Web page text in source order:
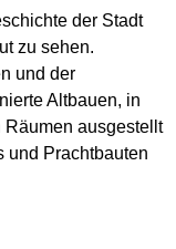
der Stadt
zu sehen.
und der
Altbauen, in
ausgestellt
und Prachtbauten